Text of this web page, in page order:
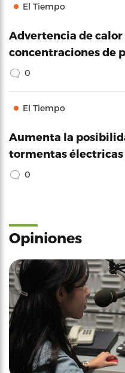
El Tiempo
Advertencia de
concentraciones de
0
El Tiempo
Aumenta la
tormentas électricas
0
Opiniones